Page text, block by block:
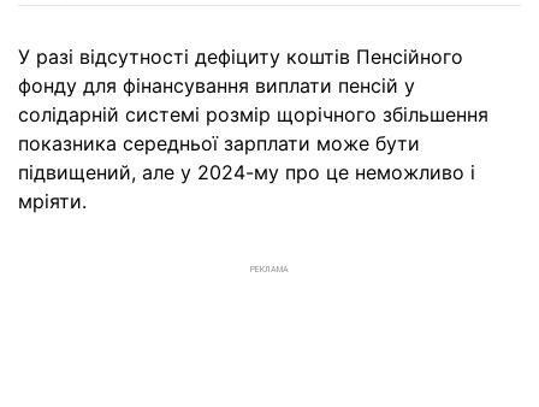
У разі відсутності дефіциту коштів Пенсійного
фонду для фінансування виплати пенсій у
солідарній системі розмір щорічного збільшення
показника середньої зарплати може бути
підвищений, але у 2024-му про це неможливо і
мріяти.
РЕКЛАМА